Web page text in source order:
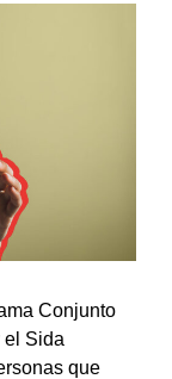
Conjunto
el Sida
que